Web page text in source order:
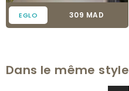
EGLO Prix
309 MAD
Dans le même style